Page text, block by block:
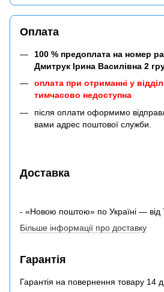
Оплата
100 % предоплата на номер
Дмитрук Ірина Василівна 2
оплата при отриманні у
тимчасово недоступна
після оплати оформимо
вами адрес поштової служби.
Доставка
- «Новою поштою» по Україні — від
Більше інформації про доставку
Гарантія
Гарантія на повернення товару 14